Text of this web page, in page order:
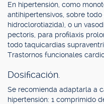
En hipertensión, como
antihipertensivos, sobre
hidroclorotiazida), o un
pectoris, para profilaxis
todo taquicardias
Trastornos funcionales
Dosificación.
Se recomienda adaptarla a
hipertensión: 1 comprimido